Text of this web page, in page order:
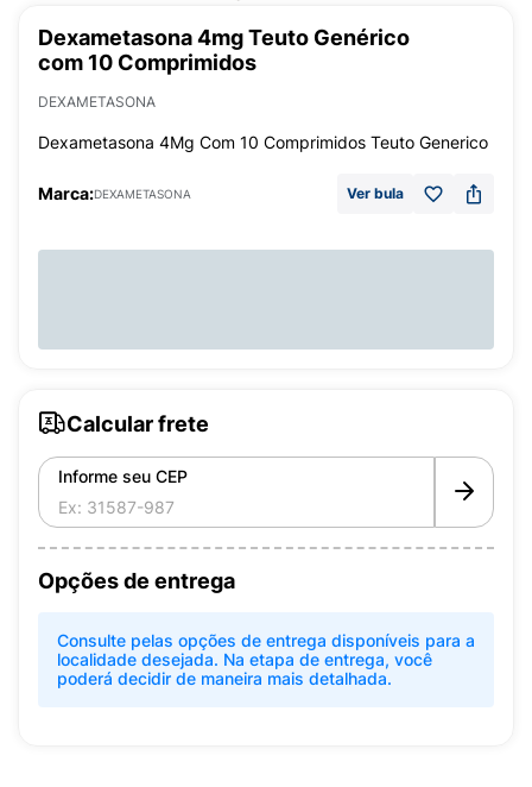
Dexametasona 4mg Teuto Genérico
com 10 Comprimidos
DEXAMETASONA
Dexametasona 4Mg Com 10 Comprimidos Teuto Generico
Marca:DEXAMETASONA Ver bula
Calcular frete
Informe seu CEP
Opções de entrega
Consulte pelas opções de entrega disponíveis para a
localidade desejada. Na etapa de entrega, você
poderá decidir de maneira mais detalhada.